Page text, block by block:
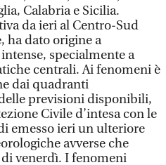
Calabria e Sicilia.
da ieri al Centro-Sud
ha dato origine a
specialmente a
centrali. Ai fenomeni è
dai quadranti
previsioni disponibili,
Civile d’intesa con le
emesso ieri un ulteriore
avverse che
venerdì. I fenomeni